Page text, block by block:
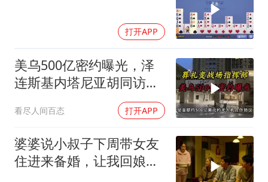
打开APP
美乌500亿密约曝光，泽
连斯基内塔尼亚胡同访白
看尽人间百态 打开APP
婆婆说小叔子下周带女友
住进来备婚，让我回娘家